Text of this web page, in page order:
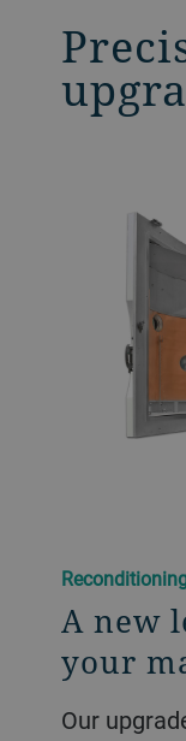
A new
your
Our upgrade options can include new